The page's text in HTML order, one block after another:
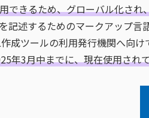
できるため、グローバル化され
記述するためのマークアップ言
成ツールの利用発行機関へ向
年3月中までに、現在使用さ